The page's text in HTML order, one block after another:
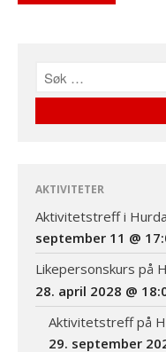
AKTIVITETER
Aktivitetstreff i
september 11 @
Likepersonskurs på
28. april 2028 @
Aktivitetstreff på
29. september